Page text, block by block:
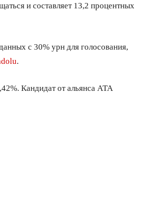
и составляет 13,2 процентных
с 30% урн для голосования,
Кандидат от альянса АТА